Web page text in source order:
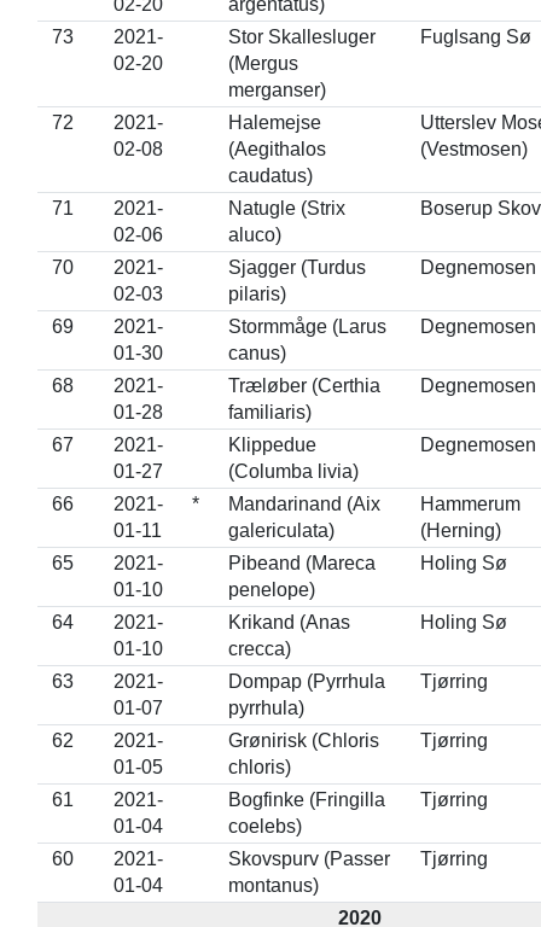
02-20
argentatus)
73
2021-
02-20
Stor Skallesluger
(Mergus
merganser)
Fuglsang Sø
72
2021-
02-08
Halemejse
(Aegithalos
caudatus)
Utterslev
(Vestmosen)
71
2021-
02-06
Natugle (Strix
aluco)
Boserup Skov
70
2021-
02-03
Sjagger (Turdus
pilaris)
Degnemosen
69
2021-
01-30
Stormmåge (Larus
canus)
Degnemosen
68
2021-
01-28
Træløber (Certhia
familiaris)
Degnemosen
67
2021-
01-27
Klippedue
(Columba livia)
Degnemosen
66
2021-
01-11
*
Mandarinand (Aix
galericulata)
Hammerum
(Herning)
65
2021-
01-10
Pibeand (Mareca
penelope)
Holing Sø
64
2021-
01-10
Krikand (Anas
crecca)
Holing Sø
63
2021-
01-07
Dompap (Pyrrhula
pyrrhula)
Tjørring
62
2021-
01-05
Grønirisk (Chloris
chloris)
Tjørring
61
2021-
01-04
Bogfinke (Fringilla
coelebs)
Tjørring
60
2021-
01-04
Skovspurv (Passer
montanus)
Tjørring
2020